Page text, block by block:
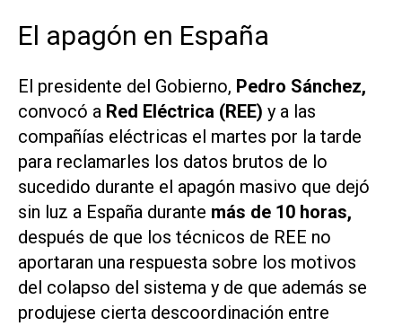
El apagón en España
El presidente del Gobierno, Pedro Sánchez,
convocó a Red Eléctrica (REE) y a las
compañías eléctricas el martes por la tarde
para reclamarles los datos brutos de lo
sucedido durante el apagón masivo que dejó
sin luz a España durante más de 10 horas,
después de que los técnicos de REE no
aportaran una respuesta sobre los motivos
del colapso del sistema y de que además se
produjese cierta descoordinación entre